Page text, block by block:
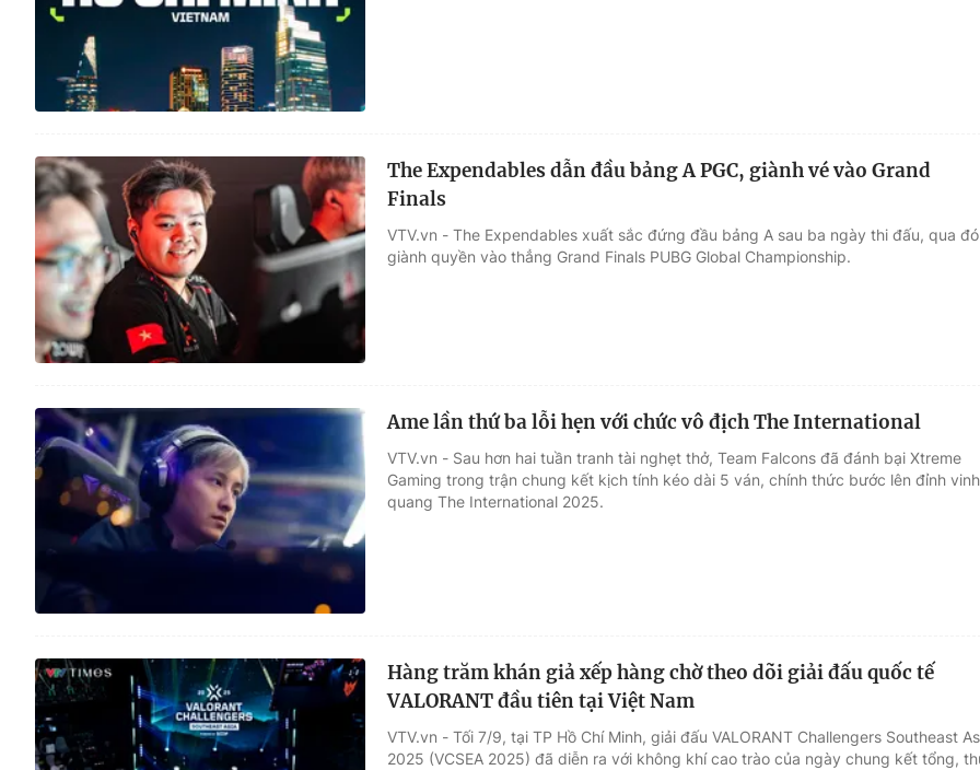
The Expendables dẫn đầu bảng A PGC, giành vé vào Grand
Finals
VTV.vn - The Expendables xuất sắc đứng đầu bảng A sau ba ngày thi đấu, qua đó
giành quyền vào thẳng Grand Finals PUBG Global Championship.
Ame lần thứ ba lỗi hẹn với chức vô địch The International
VTV.vn - Sau hơn hai tuần tranh tài nghẹt thở, Team Falcons đã đánh bại Xtreme
Gaming trong trận chung kết kịch tính kéo dài 5 ván, chính thức bước lên đỉnh vinh
quang The International 2025.
Hàng trăm khán giả xếp hàng chờ theo dõi giải đấu quốc tế
VALORANT đầu tiên tại Việt Nam
VTV.vn - Tối 7/9, tại TP Hồ Chí Minh, giải đấu VALORANT Challengers Southeast
2025 (VCSEA 2025) đã diễn ra với không khí cao trào của ngày chung kết tổng,